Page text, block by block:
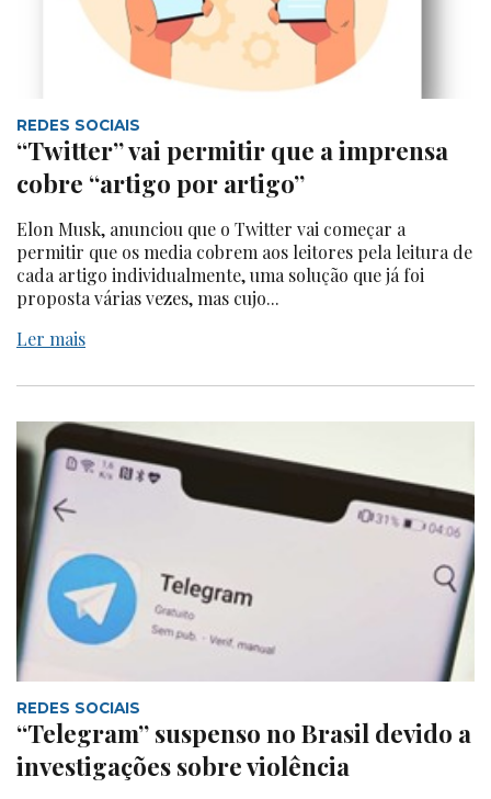
REDES SOCIAIS
“Twitter” vai permitir que a imprensa
cobre “artigo por artigo”
Elon Musk, anunciou que o Twitter vai começar a
permitir que os media cobrem aos leitores pela leitura de
cada artigo individualmente, uma solução que já foi
proposta várias vezes, mas cujo...
Ler mais
REDES SOCIAIS
“Telegram” suspenso no Brasil devido a
investigações sobre violência